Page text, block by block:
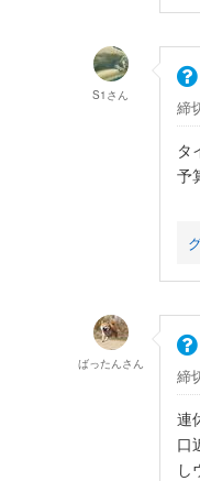
締
タ
予
S1 さん
締
連
口
し
ばったんさん